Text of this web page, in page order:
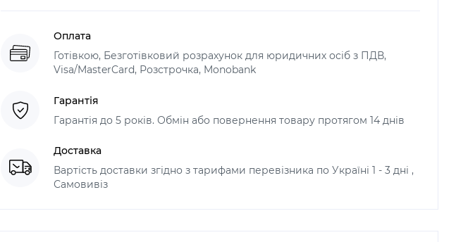
Оплата
Готівкою, Безготівковий розрахунок для юридичних осіб з ПДВ,
Visa/MasterCard, Розстрочка, Monobank
Гарантія
Гарантія до 5 років. Обмін або повернення товару протягом 14 днів
Доставка
Вартість доставки згідно з тарифами перевізника по Україні 1 - 3 дні ,
Самовивіз